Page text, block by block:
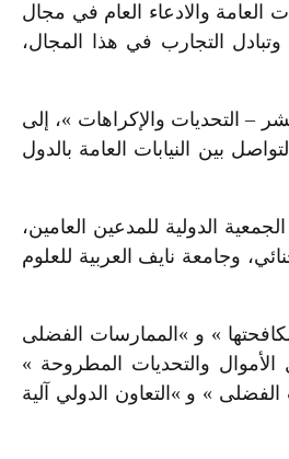
العامة والادعاء العام في مجال
التجارب في هذا المجال،
– التحديات والإكراهات »، إلى
بين النيابات العامة بالدول
الدولية للمدعين العامين،
وجامعة نايف العربية للعلوم
» و »الممارسات الفضلى
والتحديات المطروحة »
» و »التعاون الدولي آلية